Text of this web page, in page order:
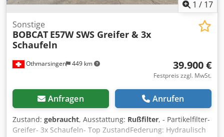
1 / 17
Othmarsingen 449 km
Sonstige
BOBCAT E57W SWS Greifer & 3x
Schaufeln
39.900 €
Festpreis zzgl. MwSt.
Anfragen Anrufen
Zustand: gebraucht, Ausstattung: Rußfilter, - Partikelfilter-
Greifer- 3x Schaufeln- Top ZustandFederung: Hydraulisch